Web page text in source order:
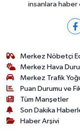
insanlara haber
Merkez Nöbetçi
Merkez Hava
Merkez Trafik
Puan Durumu ve
Tüm Manşetler
Son Dakika
Haber Arşivi